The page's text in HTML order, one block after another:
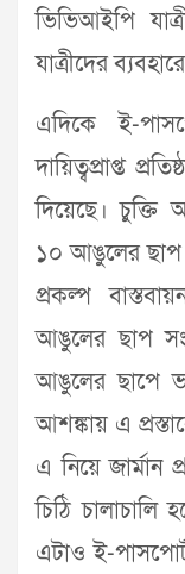
ভিভিআইপি
যাত্রীদের
এদিকে ই-
দায়িত্বপ্রাপ্ত
দিয়েছে। চুক্তি
১০ আঙুলের ছাপ
প্রকল্প
আঙুলের ছাপ
আঙুলের ছাপে
আশঙ্কায় এ
এ নিয়ে জার্মান
চিঠি চালাচালি
এটাও ই-